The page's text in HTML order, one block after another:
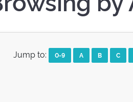
Jump to: 0-9 A B C